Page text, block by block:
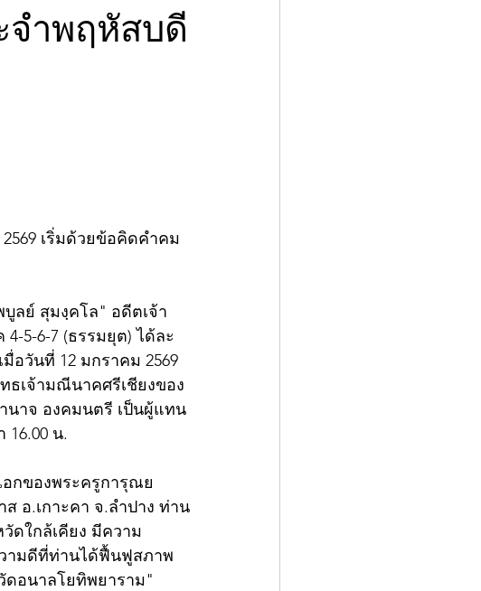
จำพฤหัสบดี
เริ่มด้วยข้อคิดคำคม
ลย์ สุมงฺคโล" อดีตเจ้า
5-6-7 (ธรรมยุต) ได้ละ
อวันที่ 12 มกราคม 2569
ธเจ้ามณีนาคศรีเชียงของ
นาจ องคมนตรี เป็นผู้แทน
16.00 น.
กของพระครูการุณย
อ.เกาะคา จ.ลำปาง ท่าน
ดใกล้เคียง มีความ
ามดีที่ท่านได้ฟื้นฟูสภาพ
ดอนาลโยทิพยาราม"